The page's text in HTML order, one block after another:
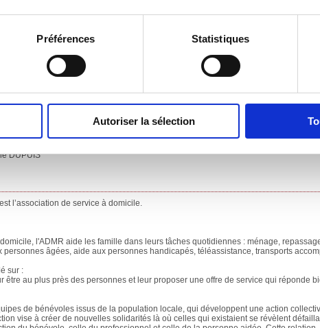
Préférences Statistiques
Autoriser la sélection
Rural, une subvention est versé par la Mairie chaque année.
DUPUIS
l’association de service à domicile.
l'ADMR aide les famille dans leurs tâches quotidiennes : ménage,
âgées, aide aux personnes handicapés, téléassistance, transports
sur :
être au plus près des personnes et leur proposer une offre de service qui réponde
de bénévoles issus de la population locale, qui développent une action
vise à créer de nouvelles solidarités là où celles qui existaient se révèlent